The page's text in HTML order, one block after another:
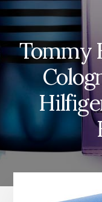
Tommy